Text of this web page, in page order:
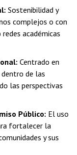
Sostenibilidad y
complejos o con
académicas
Centrado en
de las
las perspectivas
Público: El uso
fortalecer la
y sus